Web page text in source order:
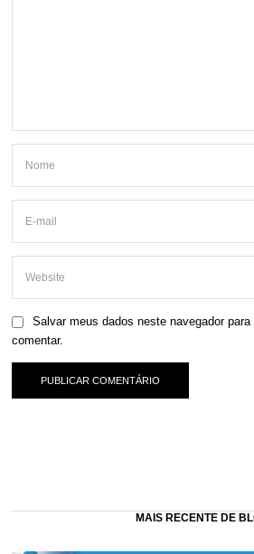
Salvar meus dados neste navegador
comentar.
MAIS RECENTE DE